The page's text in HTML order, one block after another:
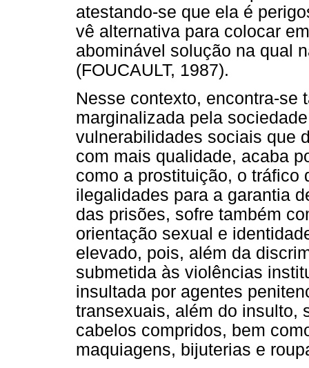
atestando-se que ela é
vê alternativa para colocar
abominável solução na qual
(FOUCAULT, 1987).
Nesse contexto, encontra-se
marginalizada pela
vulnerabilidades sociais que
com mais qualidade, acaba
como a prostituição, o tráfico
ilegalidades para a garantia
das prisões, sofre também
orientação sexual e
elevado, pois, além da
submetida às violências
insultada por agentes
transexuais, além do insulto,
cabelos compridos, bem
maquiagens, bijuterias e